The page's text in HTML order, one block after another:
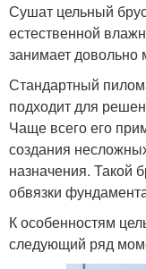
Сушат цельный
естественной
занимает довольно
Стандартный
подходит для
Чаще всего его
создания
назначения. Такой
обвязки
К особенностям
следующий ряд